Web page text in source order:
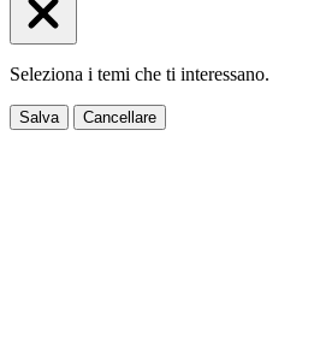
Seleziona i temi che ti interessano.
Salva Cancellare